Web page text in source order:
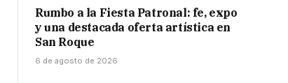
Rumbo a la Fiesta Patronal: fe, expo
y una destacada oferta artística en
San Roque
6 de agosto de 2026